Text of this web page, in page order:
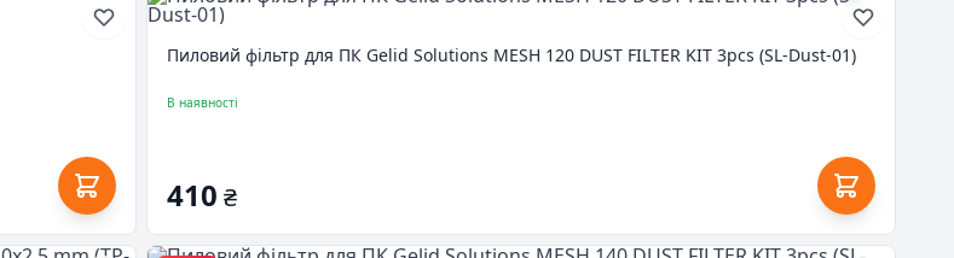
Пиловий фільтр для ПК Gelid Solutions MESH 120 DUST FILTER KIT 3pcs (SL-Dust-01)
В наявності
410 ₴